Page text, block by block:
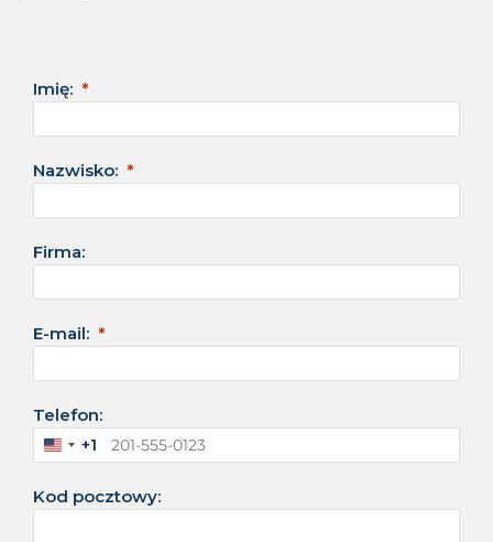
Imię:
Nazwisko:
Firma:
E-mail:
Telefon:
S
a
+1
Kod pocztowy: